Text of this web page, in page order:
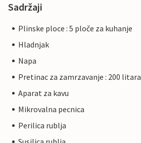
Sadržaji
Plinske ploce : 5 ploče za kuhanje
Hladnjak
Napa
Pretinac za zamrzavanje : 200 litara
Aparat za kavu
Mikrovalna pecnica
Perilica rublja